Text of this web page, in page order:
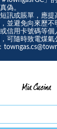
偽。
訊或賬單，應提
並避免向來歷不
信用卡號碼等個
可隨時致電煤氣